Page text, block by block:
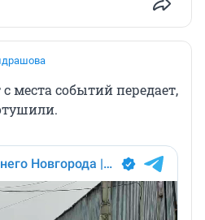
места событий передает,